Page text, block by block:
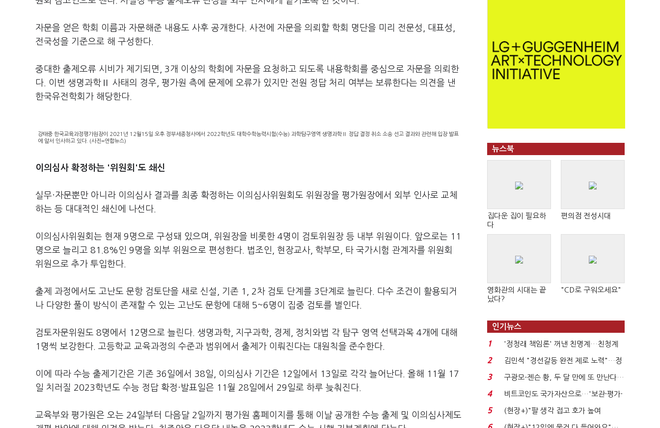
자문을 얻은 학회 이름과 자문해준 내용도 사후 공개한다. 사전에 자문을 의뢰할 학회 명단을 미리 전문성, 대표성,
전국성을 기준으로 해 구성한다.
중대한 출제오류 시비가 제기되면, 3개 이상의 학회에 자문을 요청하고 되도록 내용학회를 중심으로 자문을 의뢰한
다. 이번 생명과학Ⅱ 사태의 경우, 평가원 측에 문제에 오류가 있지만 전원 정답 처리 여부는 보류한다는 의견을 낸
한국유전학회가 해당한다.
강태중 한국교육과정평가원장이 2021년 12월15일 오후 정부세종청사에서 2022학년도 대학수학능력시험(수능) 과학탐구영역 생명과학Ⅱ 정답 결정 취소 소송 선고 결과와 관련해 입장 발표
에 앞서 인사하고 있다. (사진=연합뉴스)
이의심사 확정하는 '위원회'도 쇄신
실무·자문뿐만 아니라 이의심사 결과를 최종 확정하는 이의심사위원회도 위원장을 평가원장에서 외부 인사로 교체
하는 등 대대적인 쇄신에 나선다.
이의심사위원회는 현재 9명으로 구성돼 있으며, 위원장을 비롯한 4명이 검토위원장 등 내부 위원이다. 앞으로는 11
명으로 늘리고 81.8%인 9명을 외부 위원으로 편성한다. 법조인, 현장교사, 학부모, 타 국가시험 관계자를 위원회
위원으로 추가 투입한다.
출제 과정에서도 고난도 문항 검토단을 새로 신설, 기존 1, 2차 검토 단계를 3단계로 늘린다. 다수 조건이 활용되거
나 다양한 풀이 방식이 존재할 수 있는 고난도 문항에 대해 5~6명이 집중 검토를 벌인다.
검토자문위원도 8명에서 12명으로 늘린다. 생명과학, 지구과학, 경제, 정치와법 각 탐구 영역 선택과목 4개에 대해
1명씩 보강한다. 고등학교 교육과정의 수준과 범위에서 출제가 이뤄진다는 대원칙을 준수한다.
이에 따라 수능 출제기간은 기존 36일에서 38일, 이의심사 기간은 12일에서 13일로 각각 늘어난다. 올해 11월 17
일 치러질 2023학년도 수능 정답 확정·발표일은 11월 28일에서 29일로 하루 늦춰진다.
교육부와 평가원은 오는 24일부터 다음달 2일까지 평가원 홈페이지를 통해 이날 공개한 수능 출제 및 이의심사제도
뉴스북
집다운 집이 필요하
다
편의점 전성시대
영화관의 시대는 끝
났다?
"CD로 구워오세요"
인기뉴스
1
'정청래 책임론' 꺼낸 친명계…친청계
는 추가투표 때리기...
2
김민석 "경선갈등 완전 제로 노력"…정
청래 "반명 공세 사...
3
구광모-젠슨 황, 두 달 만에 또 만난다…
로봇·AI 등 논...
4
비트코인도 국가자산으로…'보관·평가·
처분' 기준은 ...
5
(현장+)"팔 생각 접고 호가 높여
요"…'덜 똘똘한 한 채' 20...